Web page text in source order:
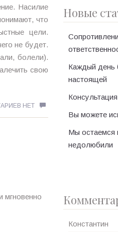
Насилие
что
цели.
не будет.
болели).
свою
НЕТ
мгновенно
Новые
Каждый день
настоящей
Вы можете
Мы остаемся
недолюбили
Константин